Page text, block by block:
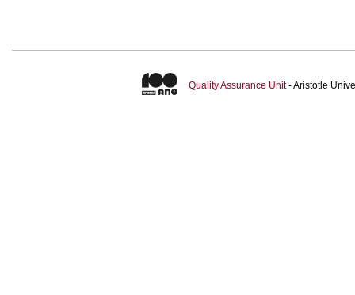
Quality Assurance Unit- Aristotle